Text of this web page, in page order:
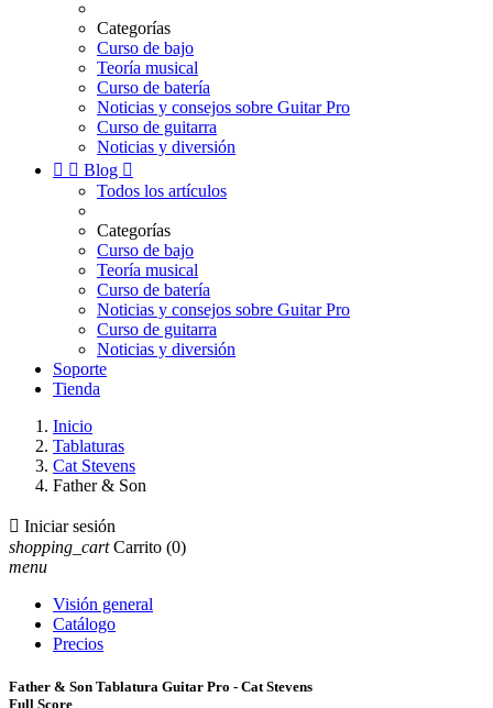
Categorías
Curso de bajo
Teoría musical
Curso de batería
Noticias y consejos sobre Guitar Pro
Curso de guitarra
Noticias y diversión
  Blog 
Todos los artículos
Categorías
Curso de bajo
Teoría musical
Curso de batería
Noticias y consejos sobre Guitar Pro
Curso de guitarra
Noticias y diversión
Soporte
Tienda
Inicio
Tablaturas
Cat Stevens
Father & Son
 Iniciar sesión
shopping_cart Carrito (0)
menu
Visión general
Catálogo
Precios
Father & Son Tablatura Guitar Pro - Cat Stevens
Full Score